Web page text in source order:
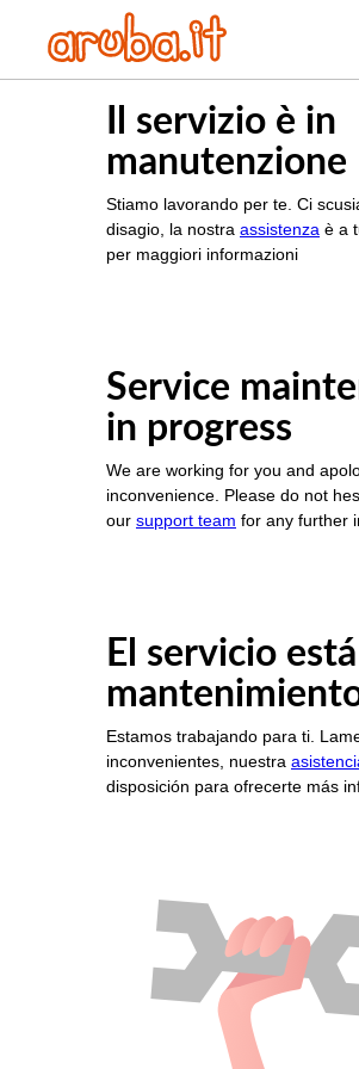
Il servizio è in
manutenzione
Stiamo lavorando per te. Ci
disagio, la nostra assistenza è a
per maggiori informazioni
Service
in progress
We are working for you and
inconvenience. Please do not
our support team for any further
El servicio
Estamos trabajando para ti.
inconvenientes, nuestra
disposición para ofrecerte más